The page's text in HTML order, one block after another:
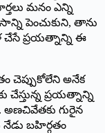
మనం ఎన్ని
పెంచుకుని, తాను
చేసే ప్రయత్నాన్ని ఈ
చెప్పుకోలేని అనేక
చేస్తున్న ప్రయత్నాన్ని
గురైన
నేడు బహిర్గతం